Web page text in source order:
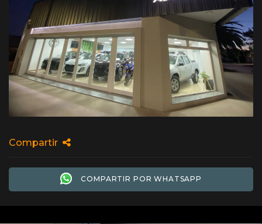
Compartir
COMPARTIR POR WHATSAPP